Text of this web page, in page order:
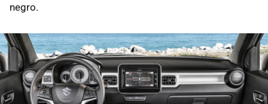
negro.